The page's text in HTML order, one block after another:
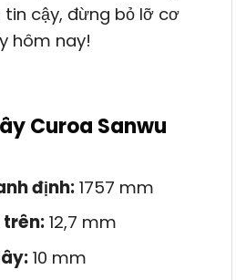
cậy, đừng bỏ lỡ cơ
hôm nay!
Curoa Sanwu
định:1757 mm
trên:12,7 mm
10 mm